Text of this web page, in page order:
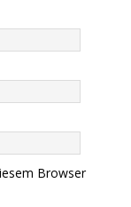
Browser